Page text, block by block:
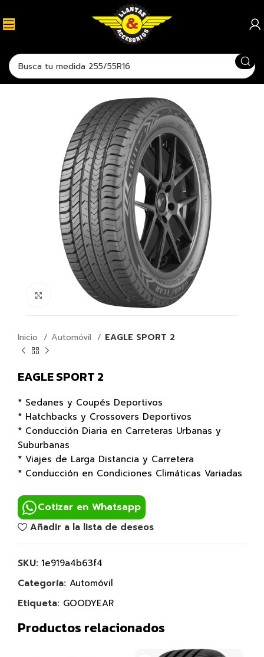
Click para agrandar
Inicio Automóvil EAGLE SPORT 2
EAGLE SPORT 2
* Sedanes y Coupés Deportivos
* Hatchbacks y Crossovers Deportivos
* Conducción Diaria en Carreteras Urbanas y
Suburbanas
* Viajes de Larga Distancia y Carretera
* Conducción en Condiciones Climáticas Variadas
Cotizar en Whatsapp
Añadir a la lista de deseos
SKU: 1e919a4b63f4
Categoría: Automóvil
Etiqueta: GOODYEAR
Productos relacionados